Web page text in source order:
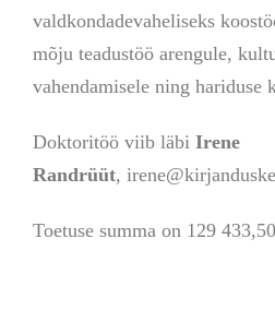
valdkondadevaheliseks
mõju teadustöö arengule,
vahendamisele ning hariduse
Doktoritöö viib läbi Irene
Randrüüt,
Toetuse summa on 129